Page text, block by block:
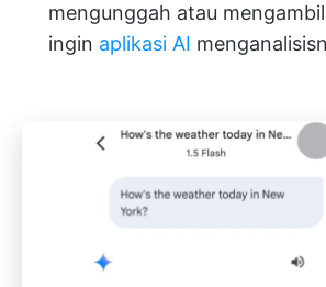
mengunggah atau
ingin aplikasi AI